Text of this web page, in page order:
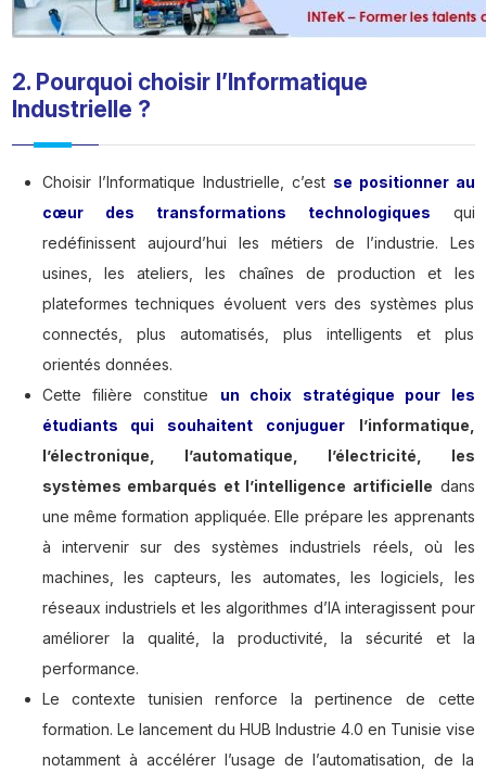
2. Pourquoi choisir l’Informatique
Industrielle ?
Choisir l’Informatique Industrielle, c’est se positionner au
cœur des transformations technologiques qui
redéfinissent aujourd’hui les métiers de l’industrie. Les
usines, les ateliers, les chaînes de production et les
plateformes techniques évoluent vers des systèmes plus
connectés, plus automatisés, plus intelligents et plus
orientés données.
Cette filière constitue un choix stratégique pour les
étudiants qui souhaitent conjuguer
l’informatique,
l’électronique, l’automatique, l’électricité, les
systèmes embarqués et l’intelligence artificielle dans
une même formation appliquée. Elle prépare les apprenants
à intervenir sur des systèmes industriels réels, où les
machines, les capteurs, les automates, les logiciels, les
réseaux industriels et les algorithmes d’IA interagissent pour
améliorer la qualité, la productivité, la sécurité et la
performance.
Le contexte tunisien renforce la pertinence de cette
formation. Le lancement du HUB Industrie 4.0 en Tunisie vise
notamment à accélérer l’usage de l’automatisation, de la